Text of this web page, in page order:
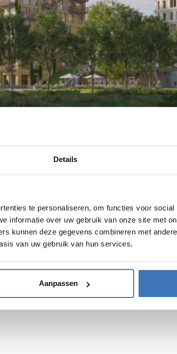
Details
te personaliseren, om functies voor
informatie over uw gebruik van onze site met
kunnen deze gegevens combineren met
van uw gebruik van hun services.
Aanpassen
IN EEN
plezier maken we een offerte op maat.
de beste opties voor jouw vraag.
Onze garanties